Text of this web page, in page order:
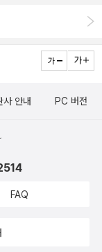
템을 구축하는 방
스를 구현해보면서
사 안내 PC 버전
FAQ